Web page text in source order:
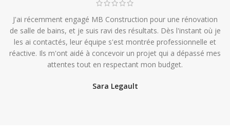
J'ai récemment engagé MB Construction pour une rénovation
de salle de bains, et je suis ravi des résultats. Dès l'instant où je
les ai contactés, leur équipe s'est montrée professionnelle et
réactive. Ils m'ont aidé à concevoir un projet qui a dépassé mes
attentes tout en respectant mon budget.
Sara Legault